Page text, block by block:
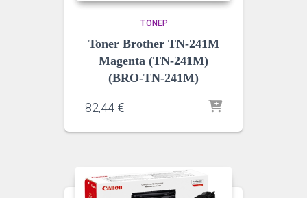
ΤΌΝΕΡ
Toner Brother TN-241M
Magenta (TN-241M)
(BRO-TN-241M)
82,44 €